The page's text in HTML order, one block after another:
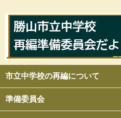
市立中学校の再編について
準備委員会